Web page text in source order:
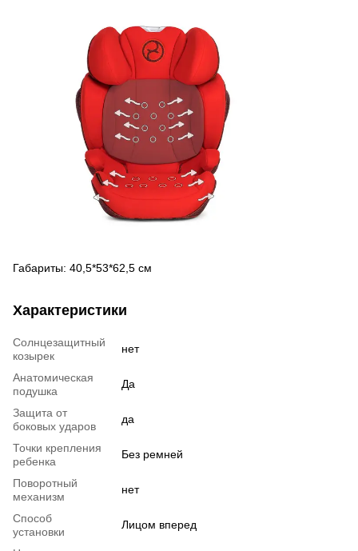
Габариты: 40,5*53*62,5 см
Характеристики
Солнцезащитный
козырек
нет
Анатомическая
подушка
Да
Защита от
боковых ударов
да
Точки крепления
ребенка
Без ремней
Поворотный
механизм
нет
Способ
установки
Лицом вперед